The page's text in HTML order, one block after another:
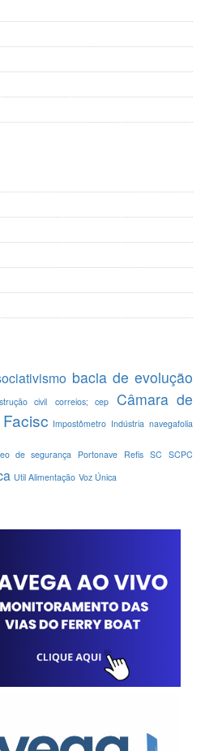
bacia de evolução
civil correios; cep
Câmara de
Facisc Impostômetro Indústria navegafolia
de segurança Portonave Refis SC SCPC
Util Alimentação Voz Única